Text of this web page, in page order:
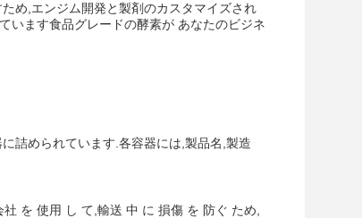
め,エンジム開発と製剤のカスタマイズされ
います食品グレードの酵素が あなたのビジネ
詰められています.各容器には,製品名,製造
を 使用 し て,輸送 中 に 損傷 を 防ぐ ため,